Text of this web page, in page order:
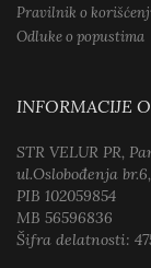
Pravilnik o
Odluke o popustima
INFORMACIJE
STR VELUR PR,
ul.Oslobođenja
PIB 102059854
MB 56596836
Šifra delatnosti: